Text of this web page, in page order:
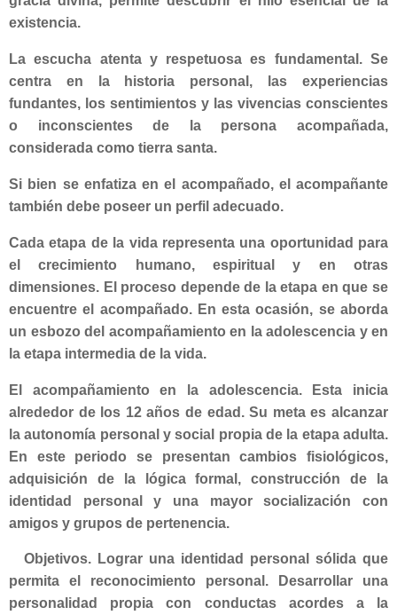
existencia.
La escucha atenta y respetuosa es fundamental. Se
centra en la historia personal, las experiencias
fundantes, los sentimientos y las vivencias conscientes
o inconscientes de la persona acompañada,
considerada como tierra santa.
Si bien se enfatiza en el acompañado, el acompañante
también debe poseer un perfil adecuado.
Cada etapa de la vida representa una oportunidad para
el crecimiento humano, espiritual y en otras
dimensiones. El proceso depende de la etapa en que se
encuentre el acompañado. En esta ocasión, se aborda
un esbozo del acompañamiento en la adolescencia y en
la etapa intermedia de la vida.
El acompañamiento en la adolescencia.Esta inicia
alrededor de los 12 años de edad. Su meta es alcanzar
la autonomía personal y social propia de la etapa adulta.
En este periodo se presentan cambios fisiológicos,
adquisición de la lógica formal, construcción de la
identidad personal y una mayor socialización con
amigos y grupos de pertenencia.
Objetivos. Lograr una identidad personal sólida que
permita el reconocimiento personal. Desarrollar una
personalidad propia con conductas acordes a la